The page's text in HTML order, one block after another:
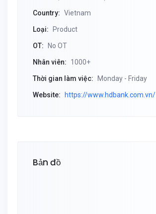
Country: Vietnam
Loại: Product
OT: No OT
Nhân viên: 1000+
Thời gian làm việc: Monday - Friday
Website: https://www.hdbank.com.vn/
Bản đồ